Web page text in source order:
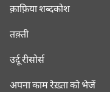
क़ाफ़िया शब्दकोश
तक़्ती
उर्दू रीसोर्स
अपना काम रेख़्ता को भेजें